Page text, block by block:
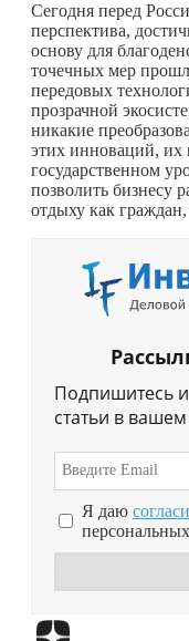
Сегодня перед
перспектива,
основу для
точечных мер
передовых
прозрачной
никакие
этих инноваций, их
государственном
позволить бизнесу
отдыху как
Подпишитесь
статьи в
Я даю